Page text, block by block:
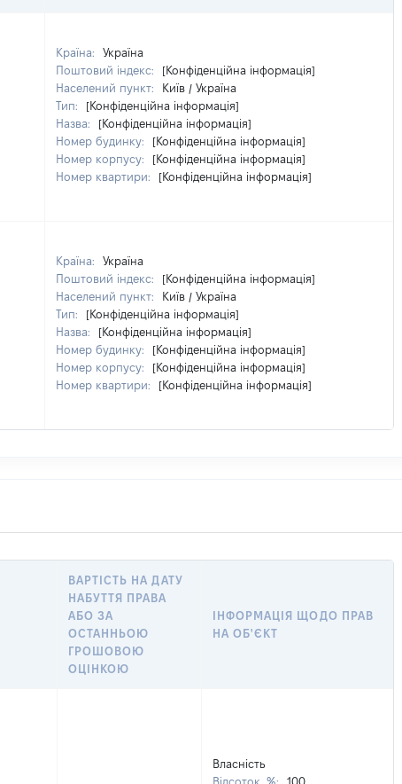
Країна:
Україна
Поштовий індекс:
[Конфіденційна інформація]
Населений пункт:
Київ / Україна
Тип:
[Конфіденційна інформація]
Назва:
[Конфіденційна інформація]
Номер будинку:
[Конфіденційна інформація]
Номер корпусу:
[Конфіденційна інформація]
Номер квартири:
[Конфіденційна інформація]
Країна:
Україна
Поштовий індекс:
[Конфіденційна інформація]
Населений пункт:
Київ / Україна
Тип:
[Конфіденційна інформація]
Назва:
[Конфіденційна інформація]
Номер будинку:
[Конфіденційна інформація]
Номер корпусу:
[Конфіденційна інформація]
Номер квартири:
[Конфіденційна інформація]
ВАРТІСТЬ НА ДАТУ
НАБУТТЯ ПРАВА
АБО ЗА
ОСТАННЬОЮ
ГРОШОВОЮ
ОЦІНКОЮ
ІНФОРМАЦІЯ ЩОДО ПРАВ
НА ОБ'ЄКТ
Власність
Відсоток, %:
100